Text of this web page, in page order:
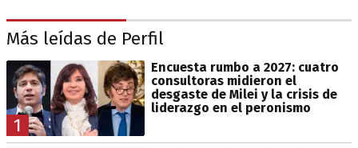
Más leídas de Perfil
1
Encuesta rumbo a 2027: cuatro
consultoras midieron el
desgaste de Milei y la crisis de
liderazgo en el peronismo